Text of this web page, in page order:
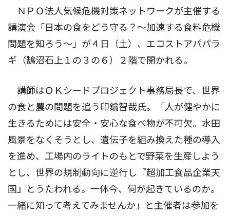
ＮＰＯ法人気候危機対策ネットワークが主催する
講演会「日本の食をどう守る？〜加速する食料危機
問題を知ろう〜」が４日（土）、エコストアパパラ
ギ（鵠沼石上１の３の６）２階で開かれる。
講師はＯＫシードプロジェクト事務局長で、世界
の食と農の問題を追う印鑰智哉氏。「人が健やかに
生きるためには安全・安心な食べ物が不可欠。水田
風景をなくそうとし、遺伝子を組み換えた種の導入
を進め、工場内のライトのもとで野菜を生産しよう
とし、世界の規制動向に逆行し『超加工食品企業天
国』とうたわれる。一体今、何が起きているのか。
一緒に知って考えてみませんか」と主催者は参加を